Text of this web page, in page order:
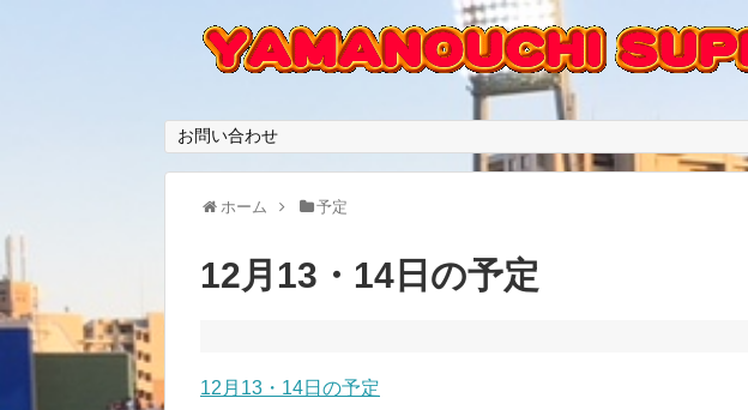
お問い合わせ
ホーム 予定
12月13・14日の予定
12月13・14日の予定